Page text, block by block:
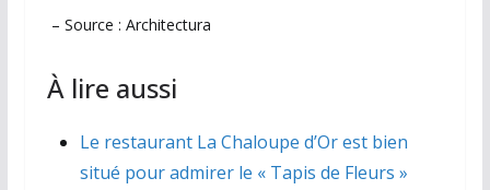
– Source : Architectura
À lire aussi
Le restaurant La Chaloupe d’Or est bien
situé pour admirer le « Tapis de Fleurs »